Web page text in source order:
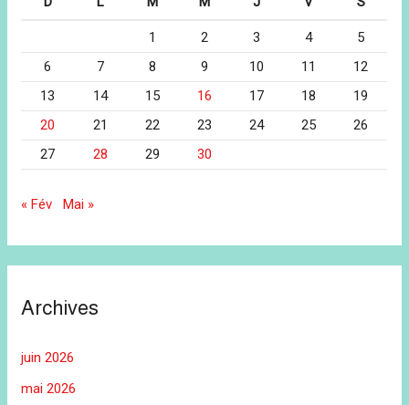
1 2 3 4
5
6
7 8 9 10 11
12
13
14 15 16 17 18
19
20
21 22 23 24 25
26
27
28 29 30
« Fév Mai »
Archives
juin 2026
mai 2026